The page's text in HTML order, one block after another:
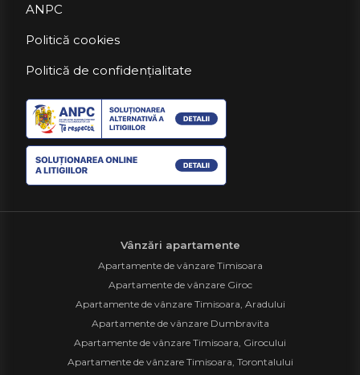
ANPC
Politică cookies
Politică de confidențialitate
Vânzări apartamente
Apartamente de vânzare Timisoara
Apartamente de vânzare Giroc
Apartamente de vânzare Timisoara, Aradului
Apartamente de vânzare Dumbravita
Apartamente de vânzare Timisoara, Girocului
Apartamente de vânzare Timisoara, Torontalului